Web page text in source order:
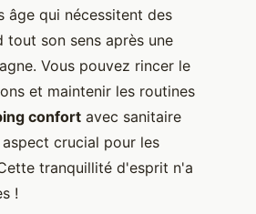
âge qui nécessitent des
tout son sens après une
Vous pouvez rincer le
et maintenir les routines
confort avec sanitaire
crucial pour les
tranquillité d'esprit n'a
!